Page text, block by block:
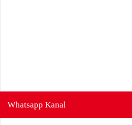
Whatsapp Kanal